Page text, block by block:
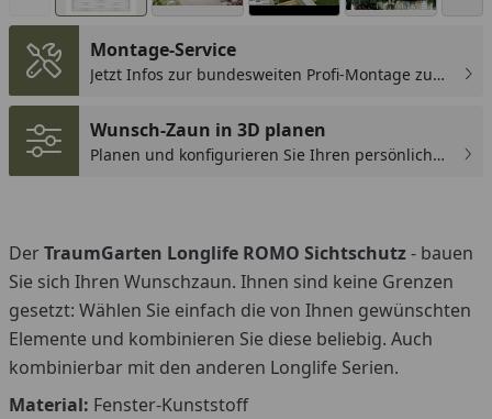
Montage-Service
Jetzt Infos zur bundesweiten Profi-Montage zum
Wunsch-Zaun in 3D planen
Planen und konfigurieren Sie Ihren persönlichen
DerTraumGarten Longlife ROMO Sichtschutz- bauen
Sie sich Ihren Wunschzaun. Ihnen sind keine Grenzen
gesetzt: Wählen Sie einfach die von Ihnen gewünschten
Elemente und kombinieren Sie diese beliebig. Auch
kombinierbar mit den anderen Longlife Serien.
Material: Fenster-Kunststoff